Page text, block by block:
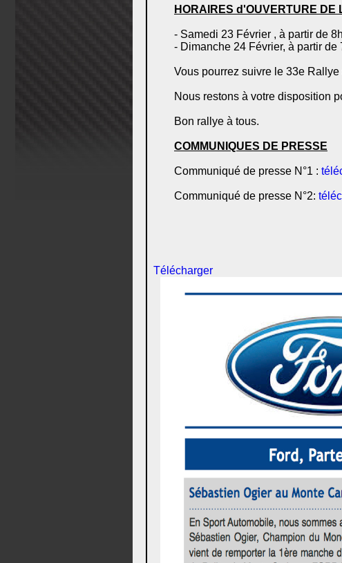
HORAIRES d'OUVERTURE DE
- Samedi 23 Février , à partir de 8h
- Dimanche 24 Février, à partir de
Vous pourrez suivre le 33e
Nous restons à votre disposition
Bon rallye à tous.
COMMUNIQUES DE PRESSE
Communiqué de presse N°1 :
Communiqué de presse N°2:
Télécharger